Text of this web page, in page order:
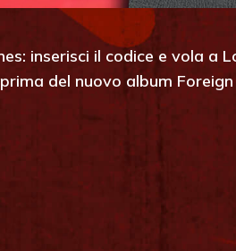
inserisci il codice e vola a
del nuovo album